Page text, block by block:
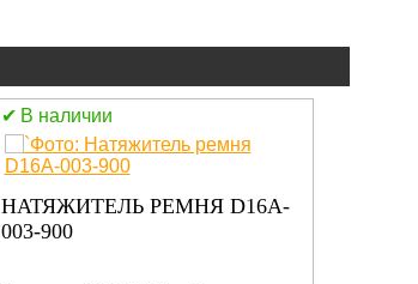
В наличии
НАТЯЖИТЕЛЬ РЕМНЯ D16A-
003-900